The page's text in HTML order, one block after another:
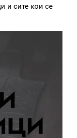
и сите кои се